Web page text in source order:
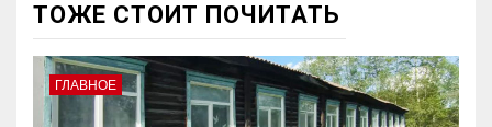
ТОЖЕ СТОИТ ПОЧИТАТЬ
ГЛАВНОЕ